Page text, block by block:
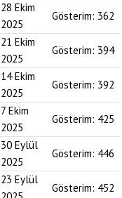
28 Ekim
2025
Gösterim: 362
21 Ekim
2025
Gösterim: 394
14 Ekim
2025
Gösterim: 392
7 Ekim
2025
Gösterim: 425
30 Eylül
2025
Gösterim: 446
23 Eylül
Gösterim: 452